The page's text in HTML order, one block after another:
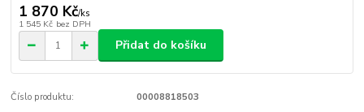
1 870 Kč/ks
1 545 Kč bez DPH
Přidat do košíku
Číslo produktu: 00008818503